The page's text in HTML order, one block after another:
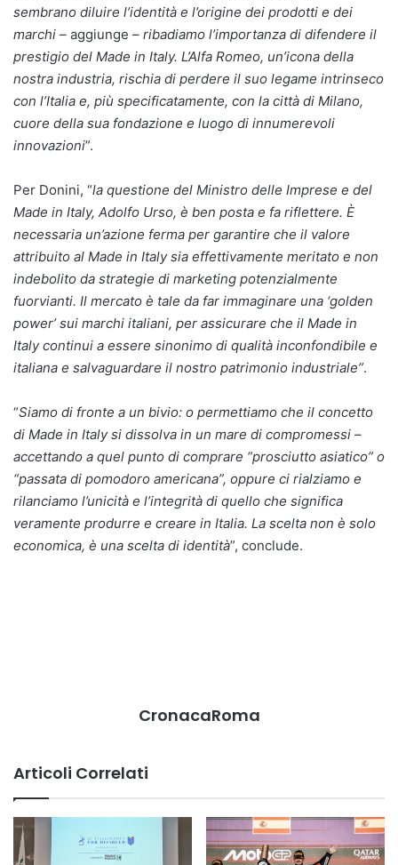
sembrano diluire l’identità e l’origine dei prodotti e dei
marchi – aggiunge – ribadiamo l’importanza di difendere il
prestigio del Made in Italy. L’Alfa Romeo, un’icona della
nostra industria, rischia di perdere il suo legame intrinseco
con l’Italia e, più specificatamente, con la città di Milano,
cuore della sua fondazione e luogo di innumerevoli
innovazioni”.
Per Donini, “la questione del Ministro delle Imprese e del
Made in Italy, Adolfo Urso, è ben posta e fa riflettere. È
necessaria un’azione ferma per garantire che il valore
attribuito al Made in Italy sia effettivamente meritato e non
indebolito da strategie di marketing potenzialmente
fuorvianti. Il mercato è tale da far immaginare una ‘golden
power’ sui marchi italiani, per assicurare che il Made in
Italy continui a essere sinonimo di qualità inconfondibile e
italiana e salvaguardare il nostro patrimonio industriale”.
“Siamo di fronte a un bivio: o permettiamo che il concetto
di Made in Italy si dissolva in un mare di compromessi –
accettando a quel punto di comprare “prosciutto asiatico” o
“passata di pomodoro americana”, oppure ci rialziamo e
rilanciamo l’unicità e l’integrità di quello che significa
veramente produrre e creare in Italia. La scelta non è solo
economica, è una scelta di identità”, conclude.
CronacaRoma
Articoli Correlati